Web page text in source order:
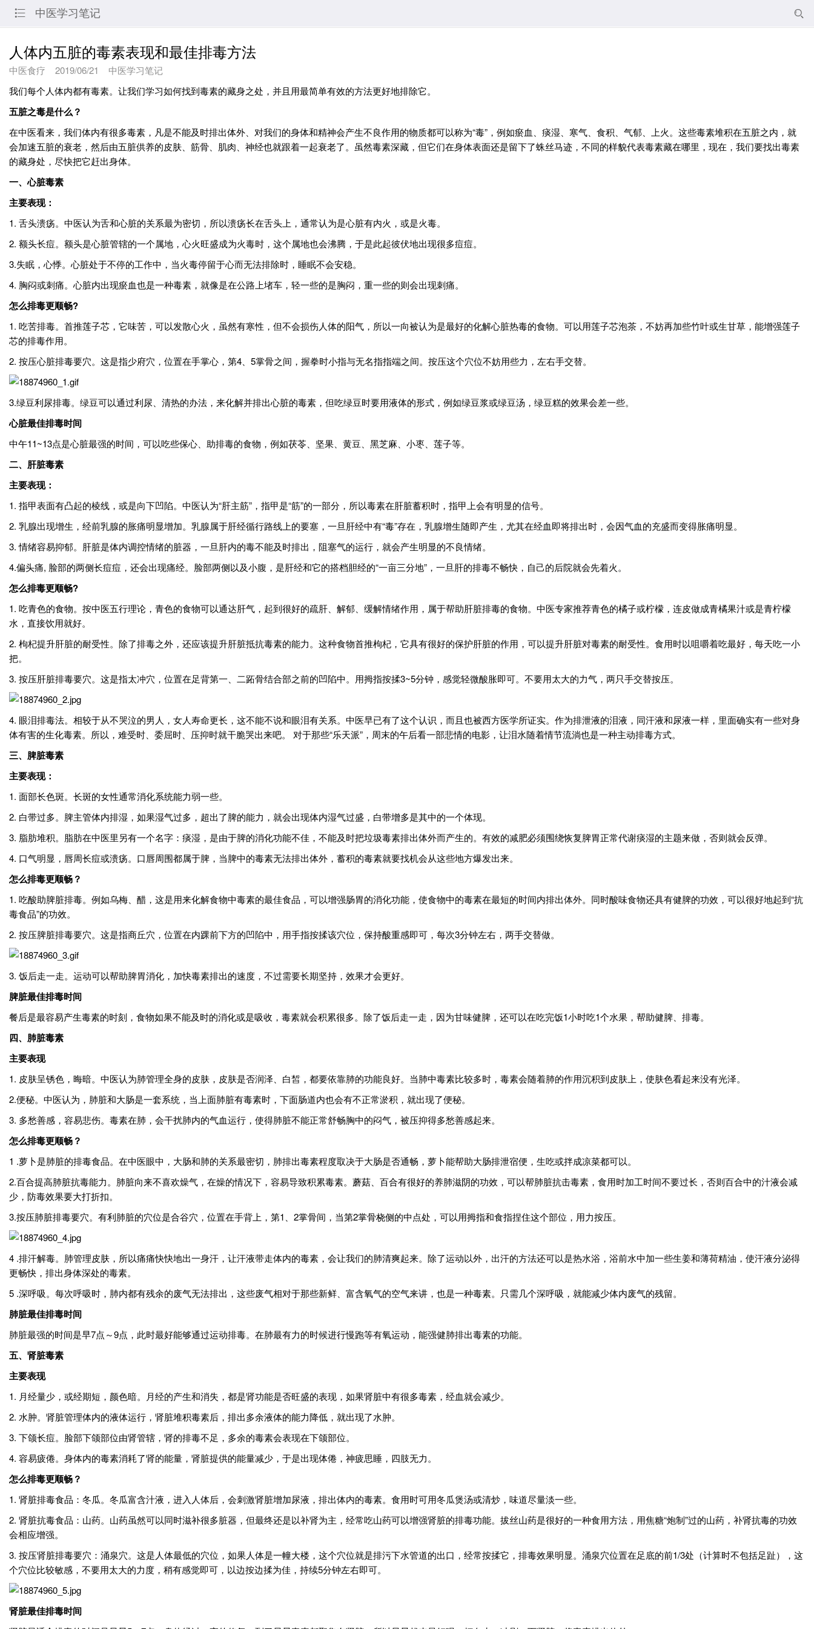
 中医学习笔记 
人体内五脏的毒素表现和最佳排毒方法
中医食疗 2019/06/21
中医学习笔记
我们每个人体内都有毒素。让我们学习如何找到毒素的藏身之处，并且用最简单有效的方法更好地排除它。
五脏之毒是什么？
在中医看来，我们体内有很多毒素，凡是不能及时排出体外、对我们的身体和精神会产生不良作用的物质都可以称为“毒”，例如瘀血、痰湿、寒气、食积、气郁、上火。这些毒素堆积在五脏之内，就
会加速五脏的衰老，然后由五脏供养的皮肤、筋骨、肌肉、神经也就跟着一起衰老了。虽然毒素深藏，但它们在身体表面还是留下了蛛丝马迹，不同的样貌代表毒素藏在哪里，现在，我们要找出毒素
的藏身处，尽快把它赶出身体。
一、心脏毒素
主要表现：
1. 舌头溃疡。中医认为舌和心脏的关系最为密切，所以溃疡长在舌头上，通常认为是心脏有内火，或是火毒。
2. 额头长痘。额头是心脏管辖的一个属地，心火旺盛成为火毒时，这个属地也会沸腾，于是此起彼伏地出现很多痘痘。
3.失眠，心悸。心脏处于不停的工作中，当火毒停留于心而无法排除时，睡眠不会安稳。
4. 胸闷或刺痛。心脏内出现瘀血也是一种毒素，就像是在公路上堵车，轻一些的是胸闷，重一些的则会出现刺痛。
怎么排毒更顺畅?
1. 吃苦排毒。首推莲子芯，它味苦，可以发散心火，虽然有寒性，但不会损伤人体的阳气，所以一向被认为是最好的化解心脏热毒的食物。可以用莲子芯泡茶，不妨再加些竹叶或生甘草，能增强莲子
芯的排毒作用。
2. 按压心脏排毒要穴。这是指少府穴，位置在手掌心，第4、5掌骨之间，握拳时小指与无名指指端之间。按压这个穴位不妨用些力，左右手交替。
3.绿豆利尿排毒。绿豆可以通过利尿、清热的办法，来化解并排出心脏的毒素，但吃绿豆时要用液体的形式，例如绿豆浆或绿豆汤，绿豆糕的效果会差一些。
心脏最佳排毒时间
中午11~13点是心脏最强的时间，可以吃些保心、助排毒的食物，例如茯苓、坚果、黄豆、黑芝麻、小枣、莲子等。
二、肝脏毒素
主要表现：
1. 指甲表面有凸起的棱线，或是向下凹陷。中医认为“肝主筋”，指甲是“筋”的一部分，所以毒素在肝脏蓄积时，指甲上会有明显的信号。
2. 乳腺出现增生，经前乳腺的胀痛明显增加。乳腺属于肝经循行路线上的要塞，一旦肝经中有“毒”存在，乳腺增生随即产生，尤其在经血即将排出时，会因气血的充盛而变得胀痛明显。
3. 情绪容易抑郁。肝脏是体内调控情绪的脏器，一旦肝内的毒不能及时排出，阻塞气的运行，就会产生明显的不良情绪。
4.偏头痛, 脸部的两侧长痘痘，还会出现痛经。脸部两侧以及小腹，是肝经和它的搭档胆经的“一亩三分地”，一旦肝的排毒不畅快，自己的后院就会先着火。
怎么排毒更顺畅?
1. 吃青色的食物。按中医五行理论，青色的食物可以通达肝气，起到很好的疏肝、解郁、缓解情绪作用，属于帮助肝脏排毒的食物。中医专家推荐青色的橘子或柠檬，连皮做成青橘果汁或是青柠檬
水，直接饮用就好。
2. 枸杞提升肝脏的耐受性。除了排毒之外，还应该提升肝脏抵抗毒素的能力。这种食物首推枸杞，它具有很好的保护肝脏的作用，可以提升肝脏对毒素的耐受性。食用时以咀嚼着吃最好，每天吃一小
把。
3. 按压肝脏排毒要穴。这是指太冲穴，位置在足背第一、二跖骨结合部之前的凹陷中。用拇指按揉3~5分钟，感觉轻微酸胀即可。不要用太大的力气，两只手交替按压。
4. 眼泪排毒法。相较于从不哭泣的男人，女人寿命更长，这不能不说和眼泪有关系。中医早已有了这个认识，而且也被西方医学所证实。作为排泄液的泪液，同汗液和尿液一样，里面确实有一些对身
体有害的生化毒素。所以，难受时、委屈时、压抑时就干脆哭出来吧。 对于那些“乐天派”，周末的午后看一部悲情的电影，让泪水随着情节流淌也是一种主动排毒方式。
三、脾脏毒素
主要表现：
1. 面部长色斑。长斑的女性通常消化系统能力弱一些。
2. 白带过多。脾主管体内排湿，如果湿气过多，超出了脾的能力，就会出现体内湿气过盛，白带增多是其中的一个体现。
3. 脂肪堆积。脂肪在中医里另有一个名字：痰湿，是由于脾的消化功能不佳，不能及时把垃圾毒素排出体外而产生的。有效的减肥必须围绕恢复脾胃正常代谢痰湿的主题来做，否则就会反弹。
4. 口气明显，唇周长痘或溃疡。口唇周围都属于脾，当脾中的毒素无法排出体外，蓄积的毒素就要找机会从这些地方爆发出来。
怎么排毒更顺畅？
1. 吃酸助脾脏排毒。例如乌梅、醋，这是用来化解食物中毒素的最佳食品，可以增强肠胃的消化功能，使食物中的毒素在最短的时间内排出体外。同时酸味食物还具有健脾的功效，可以很好地起到“抗
毒食品”的功效。
2. 按压脾脏排毒要穴。这是指商丘穴，位置在内踝前下方的凹陷中，用手指按揉该穴位，保持酸重感即可，每次3分钟左右，两手交替做。
3. 饭后走一走。运动可以帮助脾胃消化，加快毒素排出的速度，不过需要长期坚持，效果才会更好。
脾脏最佳排毒时间
餐后是最容易产生毒素的时刻，食物如果不能及时的消化或是吸收，毒素就会积累很多。除了饭后走一走，因为甘味健脾，还可以在吃完饭1小时吃1个水果，帮助健脾、排毒。
四、肺脏毒素
主要表现
1. 皮肤呈锈色，晦暗。中医认为肺管理全身的皮肤，皮肤是否润泽、白皙，都要依靠肺的功能良好。当肺中毒素比较多时，毒素会随着肺的作用沉积到皮肤上，使肤色看起来没有光泽。
2.便秘。中医认为，肺脏和大肠是一套系统，当上面肺脏有毒素时，下面肠道内也会有不正常淤积，就出现了便秘。
3. 多愁善感，容易悲伤。毒素在肺，会干扰肺内的气血运行，使得肺脏不能正常舒畅胸中的闷气，被压抑得多愁善感起来。
怎么排毒更顺畅？
1 .萝卜是肺脏的排毒食品。在中医眼中，大肠和肺的关系最密切，肺排出毒素程度取决于大肠是否通畅，萝卜能帮助大肠排泄宿便，生吃或拌成凉菜都可以。
2.百合提高肺脏抗毒能力。肺脏向来不喜欢燥气，在燥的情况下，容易导致积累毒素。蘑菇、百合有很好的养肺滋阴的功效，可以帮肺脏抗击毒素，食用时加工时间不要过长，否则百合中的汁液会减
少，防毒效果要大打折扣。
3.按压肺脏排毒要穴。有利肺脏的穴位是合谷穴，位置在手背上，第1、2掌骨间，当第2掌骨桡侧的中点处，可以用拇指和食指捏住这个部位，用力按压。
4 .排汗解毒。肺管理皮肤，所以痛痛快快地出一身汗，让汗液带走体内的毒素，会让我们的肺清爽起来。除了运动以外，出汗的方法还可以是热水浴，浴前水中加一些生姜和薄荷精油，使汗液分泌得
更畅快，排出身体深处的毒素。
5 .深呼吸。每次呼吸时，肺内都有残余的废气无法排出，这些废气相对于那些新鲜、富含氧气的空气来讲，也是一种毒素。只需几个深呼吸，就能减少体内废气的残留。
肺脏最佳排毒时间
肺脏最强的时间是早7点～9点，此时最好能够通过运动排毒。在肺最有力的时候进行慢跑等有氧运动，能强健肺排出毒素的功能。
五、肾脏毒素
主要表现
1. 月经量少，或经期短，颜色暗。月经的产生和消失，都是肾功能是否旺盛的表现，如果肾脏中有很多毒素，经血就会减少。
2. 水肿。肾脏管理体内的液体运行，肾脏堆积毒素后，排出多余液体的能力降低，就出现了水肿。
3. 下颌长痘。脸部下颌部位由肾管辖，肾的排毒不足，多余的毒素会表现在下颌部位。
4. 容易疲倦。身体内的毒素消耗了肾的能量，肾脏提供的能量减少，于是出现体倦，神疲思睡，四肢无力。
怎么排毒更顺畅？
1. 肾脏排毒食品：冬瓜。冬瓜富含汁液，进入人体后，会刺激肾脏增加尿液，排出体内的毒素。食用时可用冬瓜煲汤或清炒，味道尽量淡一些。
2. 肾脏抗毒食品：山药。山药虽然可以同时滋补很多脏器，但最终还是以补肾为主，经常吃山药可以增强肾脏的排毒功能。拔丝山药是很好的一种食用方法，用焦糖“炮制”过的山药，补肾抗毒的功效
会相应增强。
3. 按压肾脏排毒要穴：涌泉穴。这是人体最低的穴位，如果人体是一幢大楼，这个穴位就是排污下水管道的出口，经常按揉它，排毒效果明显。涌泉穴位置在足底的前1/3处（计算时不包括足趾），这
个穴位比较敏感，不要用太大的力度，稍有感觉即可，以边按边揉为佳，持续5分钟左右即可。
肾脏最佳排毒时间